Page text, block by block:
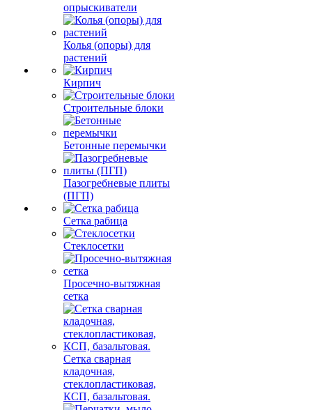
опрыскиватели
Колья (опоры) для
растений
Кирпич
Строительные блоки
Бетонные перемычки
Пазогребневые плиты
(ПГП)
Сетка рабица
Стеклосетки
Просечно-вытяжная
сетка
Сетка сварная
кладочная,
стеклопластиковая,
КСП, базальтовая.